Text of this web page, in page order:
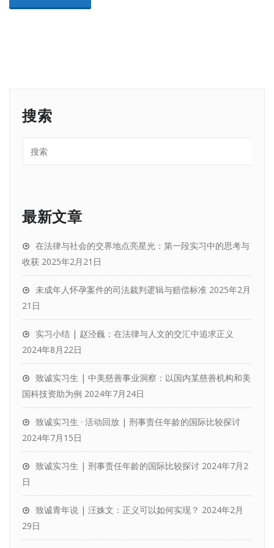
搜索
最新文章
在法律与社会的交界地点亮星光：第一段实习中的思考与
收获 2025年2月21日
未成年人怀孕案件的司法裁判逻辑与赔偿标准 2025年2月
21日
实习小结 | 赵泾巍：在法律与人文的交汇中追求正义
2024年8月22日
致诚实习生 | 中美慈善事业洞察：以国内某慈善机构和美
国科技资助为例 2024年7月24日
致诚实习生 · 活动回放 | 刑事责任年龄的国际比较探讨
2024年7月15日
致诚实习生 | 刑事责任年龄的国际比较探讨 2024年7月2
日
致诚青年说 | 汪姝文：正义可以如何实现？ 2024年2月
29日